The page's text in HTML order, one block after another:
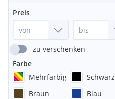
Preis
zu verschenken
Farbe
Mehrfarbig
Schwarz
Braun
Blau